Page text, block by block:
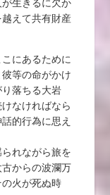
生きるに欠か
えて共有財産
にあるために
等の命がかけ
落ちる大岩
なければなら
的行為に思え
れながら旅を
からの波瀾万
火が死ぬ時